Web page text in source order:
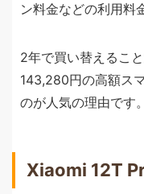
ン料金などの利用料
2年で買い替えるこ
143,280円の高額ス
のが人気の理由です。
Xiaomi 12T